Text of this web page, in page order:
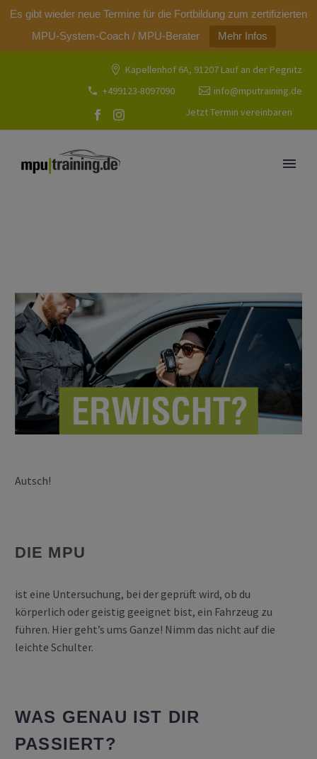
Es gibt wieder neue Termine für die Fortbildung zum zertifizierten
MPU-System-Coach / MPU-Berater
Mehr Infos
Kapellenhof 6A, 91207 Lauf an der Pegnitz
+499123-8097090
info@mputraining.de
Jetzt Termin vereinbaren
Autsch!
DIE MPU
ist eine Untersuchung, bei der geprüft wird, ob du
körperlich oder geistig geeignet bist, ein Fahrzeug zu
führen. Hier geht’s ums Ganze! Nimm das nicht auf die
leichte Schulter.
WAS GENAU IST DIR
PASSIERT?
modal-check